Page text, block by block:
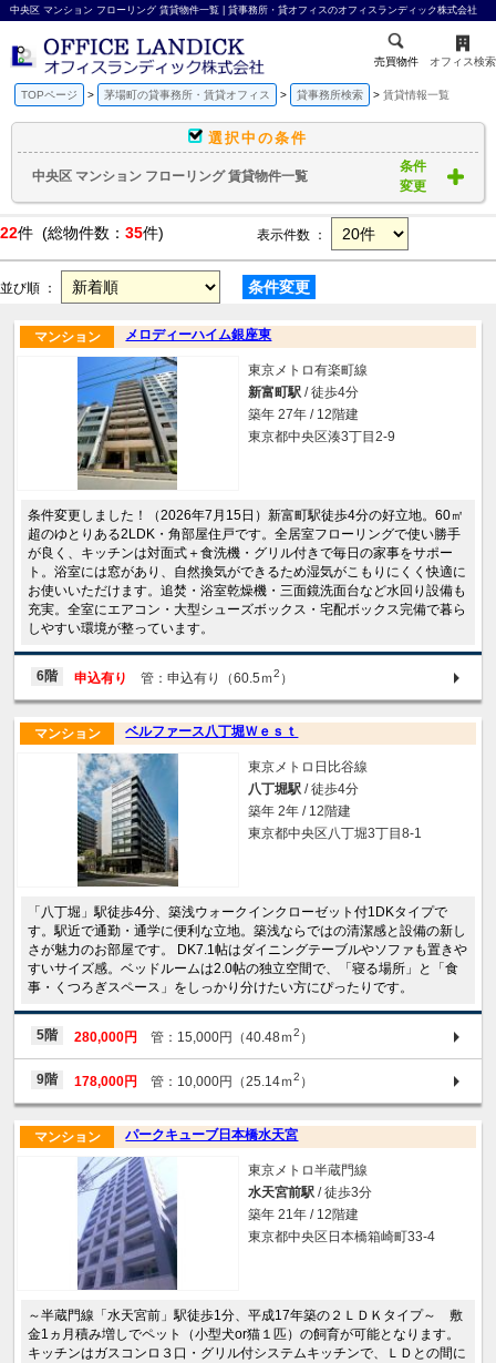
中央区 マンション フローリング 賃貸物件一覧 | 貸事務所・貸オフィスのオフィスランディック株式会社
売買物件 オフィス検索
TOPページ 茅場町の貸事務所・賃貸オフィス 貸事務所検索 賃貸情報一覧
選択中の条件
中央区 マンション フローリング 賃貸物件一覧
条件
変更
22件 (総物件数： 35件) 表示件数 ：
並び順 ： 条件変更
メロディーハイム銀座東
マンション
東京メトロ有楽町線
新富町駅 / 徒歩4分
築年 27年 / 12階建
東京都中央区湊3丁目2-9
条件変更しました！（2026年7月15日）新富町駅徒歩4分の好立地。60㎡
超のゆとりある2LDK・角部屋住戸です。全居室フローリングで使い勝手
が良く、キッチンは対面式＋食洗機・グリル付きで毎日の家事をサポー
ト。浴室には窓があり、自然換気ができるため湿気がこもりにくく快適に
お使いいただけます。追焚・浴室乾燥機・三面鏡洗面台など水回り設備も
充実。全室にエアコン・大型シューズボックス・宅配ボックス完備で暮ら
しやすい環境が整っています。
6階 申込有り 管：申込有り（60.5ｍ2 ）
ベルファース八丁堀Ｗｅｓｔ
マンション
東京メトロ日比谷線
八丁堀駅 / 徒歩4分
築年 2年 / 12階建
東京都中央区八丁堀3丁目8-1
「八丁堀」駅徒歩4分、築浅ウォークインクローゼット付1DKタイプで
す。駅近で通勤・通学に便利な立地。築浅ならではの清潔感と設備の新し
さが魅力のお部屋です。 DK7.1帖はダイニングテーブルやソファも置きや
すいサイズ感。ベッドルームは2.0帖の独立空間で、「寝る場所」と「食
事・くつろぎスペース」をしっかり分けたい方にぴったりです。
5階 280,000円 管：15,000円（40.48ｍ2 ）
9階 178,000円 管：10,000円（25.14ｍ2 ）
パークキューブ日本橋水天宮
マンション
東京メトロ半蔵門線
水天宮前駅 / 徒歩3分
築年 21年 / 12階建
東京都中央区日本橋箱崎町33-4
～半蔵門線「水天宮前」駅徒歩1分、平成17年築の２ＬＤＫタイプ～ 敷
金1ヵ月積み増しでペット（小型犬or猫１匹）の飼育が可能となります。
キッチンはガスコンロ３口・グリル付システムキッチンで、ＬＤとの間に